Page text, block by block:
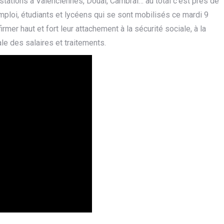
étudiants et lycéens qui se sont mobilisés ce mardi 9
haut et fort leur attachement à la sécurité sociale, à la
des salaires et traitements.